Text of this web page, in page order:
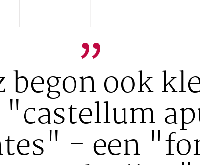
„
begon ook
"castellum
- een